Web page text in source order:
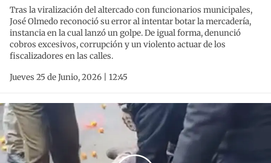
Tras la viralización del altercado con funcionarios municipales,
José Olmedo reconoció su error al intentar botar la mercadería,
instancia en la cual lanzó un golpe. De igual forma, denunció
cobros excesivos, corrupción y un violento actuar de los
fiscalizadores en las calles.
Jueves 25 de Junio, 2026 | 12:45